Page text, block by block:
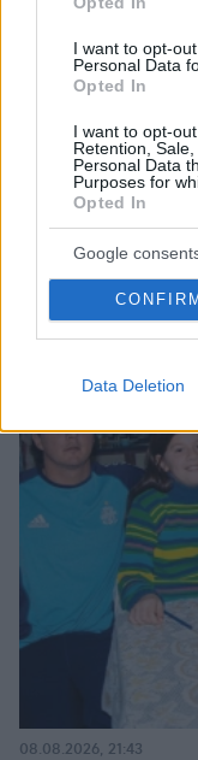
I want to opt-
Personal Data
Opted In
I want to opt-
Retention,
Personal Data
Purposes for
Opted In
Google
CONFIRM
Data Deletion
λεωφορείων στον
ΔΕΙΤΕ ΟΛΕΣ ΤΙΣ
ΤΑ ΠΙΟ
08.08.2026, 21:43